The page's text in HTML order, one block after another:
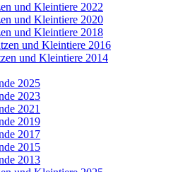
und Kleintiere 2022
und Kleintiere 2020
und Kleintiere 2018
und Kleintiere 2016
und Kleintiere 2014
2025
2023
2021
2019
2017
2015
2013